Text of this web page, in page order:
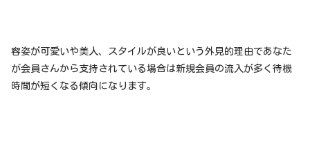
容姿が可愛いや美人、スタイルが良いという外見的理由であなた
が会員さんから支持されている場合は新規会員の流入が多く待機
時間が短くなる傾向になります。